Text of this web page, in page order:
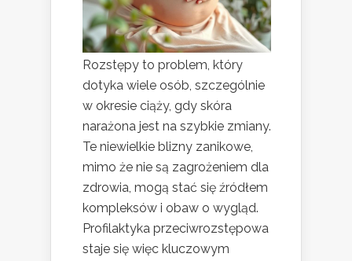
Rozstępy to problem, który
dotyka wiele osób, szczególnie
w okresie ciąży, gdy skóra
narażona jest na szybkie zmiany.
Te niewielkie blizny zanikowe,
mimo że nie są zagrożeniem dla
zdrowia, mogą stać się źródłem
kompleksów i obaw o wygląd.
Profilaktyka przeciwrozstępowa
staje się więc kluczowym